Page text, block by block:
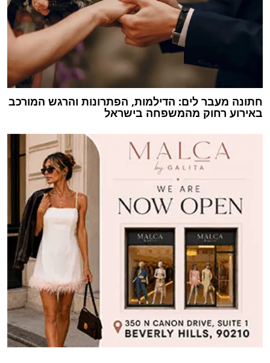
חתונה מעבר לים: הדילמות, הפתרונות והרגש המורכב
באירוע רחוק מהמשפחה בישראל